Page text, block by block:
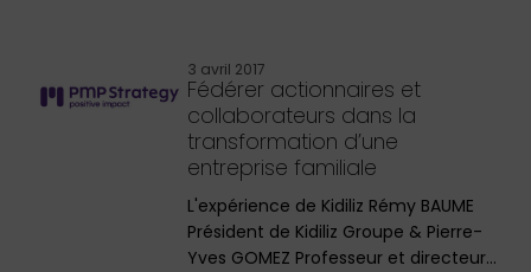
3 avril 2017
Fédérer actionnaires et
collaborateurs dans la
transformation d’une
entreprise familiale
L'expérience de Kidiliz Rémy BAUME
Président de Kidiliz Groupe & Pierre-
Yves GOMEZ Professeur et directeur…